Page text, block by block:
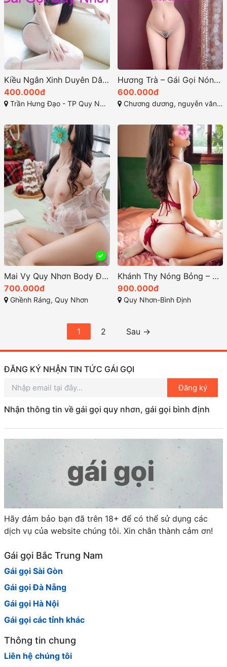
Kiều Ngân Xinh Duyên Dâm Nữ Đa Tình
400.000đ
Trần Hưng Đạo - TP Quy Nhơn
Hương Trà – Gái Gọi Nóng Bỏng Đến Từ Thành Phố Biển Quy Nhơn
600.000đ
Chương dương, nguyễn văn cừ , quy nhơn
Mai Vy Quy Nhơn Body Đẹp Non Tơ Phục Vụ Chuyên Nghiệp
700.000đ
Ghềnh Ráng, Quy Nhơn
Khánh Thy Nóng Bỏng – Chuẩn Xinh Đẹp Nữ Tính Đầy Quyến Rũ
900.000đ
Quy Nhơn-Bình Định
1 2 Sau →
ĐĂNG KÝ NHẬN TIN TỨC GÁI GỌI
Đăng ký
Nhận thông tin về gái gọi quy nhơn, gái gọi bình định
Hãy đảm bảo bạn đã trên 18+ để có thể sử dụng các
dịch vụ của website chúng tôi. Xin chân thành cảm ơn!
Gái gọi Bắc Trung Nam
Gái gọi Sài Gòn
Gái gọi Đà Nẵng
Gái gọi Hà Nội
Gái gọi các tỉnh khác
Thông tin chung
Liên hệ chúng tôi